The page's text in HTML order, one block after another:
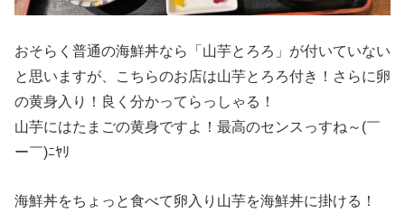
おそらく普通の海鮮丼なら「山芋とろろ」が付いていない
と思いますが、こちらのお店は山芋とろろ付き！さらに卵
の黄身入り！良く分かってらっしゃる！
山芋にはたまごの黄身ですよ！最高のセンスっすね～(￣
ー￣)ﾆﾔﾘ
海鮮丼をちょっと食べて卵入り山芋を海鮮丼に掛ける！